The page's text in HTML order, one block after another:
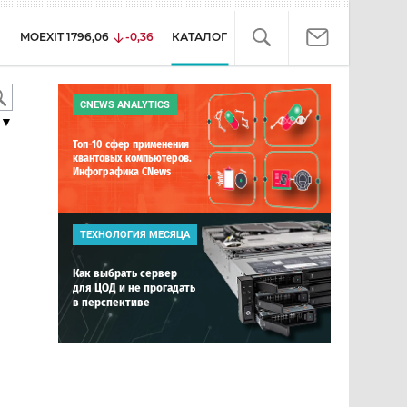
MOEXIT 1796,06 -0,36 КАТАЛОГ
▼
CNEWS ANALYTICS
Топ-10 сфер применения
квантовых компьютеров.
Инфографика CNews
ТЕХНОЛОГИЯ МЕСЯЦА
Как выбрать сервер
для ЦОД и не прогадать
в перспективе